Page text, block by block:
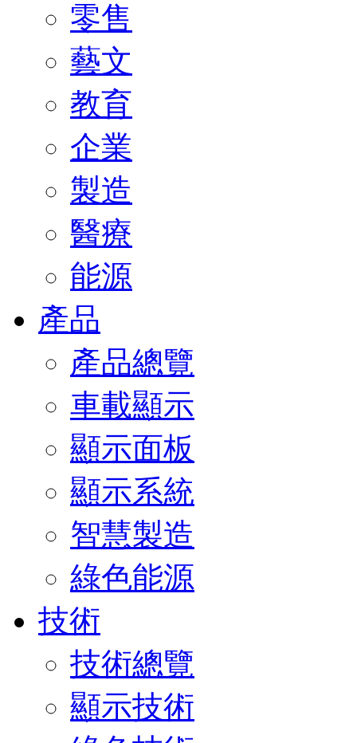
零售
藝文
教育
企業
製造
醫療
能源
產品
產品總覽
車載顯示
顯示面板
顯示系統
智慧製造
綠色能源
技術
技術總覽
顯示技術